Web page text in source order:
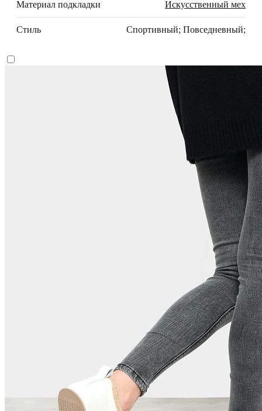
Материал подкладки Искусственный мех
Стиль Спортивный; Повседневный;